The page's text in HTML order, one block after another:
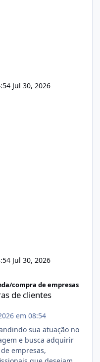
Jul 30, 2026
Jul 30, 2026
compra de empresas
de clientes
em 08:54
sua atuação no
e busca adquirir
empresas,